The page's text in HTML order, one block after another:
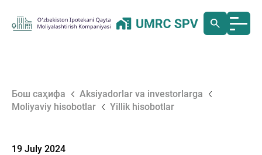
Бош саҳифа
Aksiyadorlar va investorlarga
Moliyaviy hisobotlar
Yillik hisobotlar
19 July 2024